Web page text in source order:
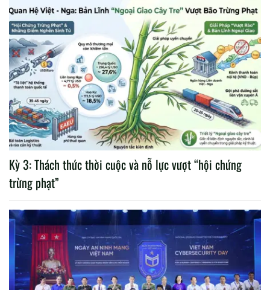
Kỳ 3: Thách thức thời cuộc và nỗ lực vượt “hội chứng
trừng phạt”